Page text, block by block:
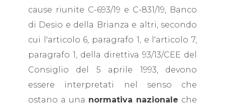
cause riunite C-693/19 e C-831/19, Banco
di Desio e della Brianza e altri, secondo
cui l'articolo 6, paragrafo 1, e l'articolo 7,
paragrafo 1, della direttiva 93/13/CEE del
Consiglio del 5 aprile 1993, devono
essere interpretati nel senso che
ostano a una normativa nazionale che